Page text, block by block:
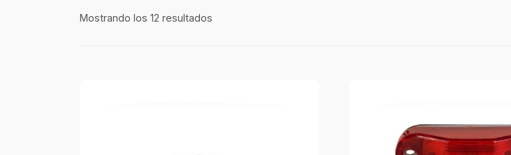
Mostrando los 12 resultados